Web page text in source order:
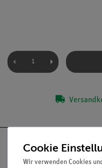
Cookie
Wir verwenden Cookies